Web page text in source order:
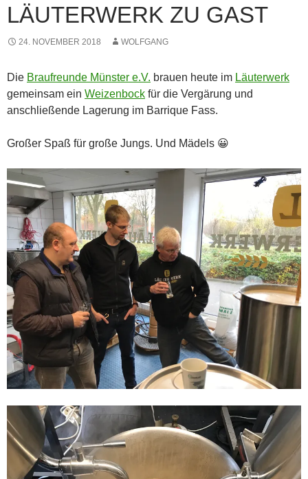
LÄUTERWERK ZU GAST
24. NOVEMBER 2018 WOLFGANG
Die Braufreunde Münster e.V. brauen heute im Läuterwerk
gemeinsam ein Weizenbock für die Vergärung und
anschließende Lagerung im Barrique Fass.
Großer Spaß für große Jungs. Und Mädels 😀